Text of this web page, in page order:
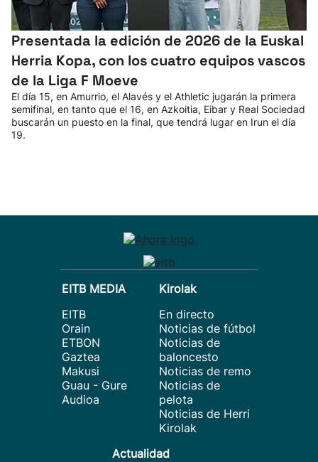
Presentada la edición de 2026 de la Euskal
Herria Kopa, con los cuatro equipos vascos
de la Liga F Moeve
El día 15, en Amurrio, el Alavés y el Athletic jugarán la primera
semifinal, en tanto que el 16, en Azkoitia, Eibar y Real Sociedad
buscarán un puesto en la final, que tendrá lugar en Irun el día
19.
EITB MEDIA
EITB
Orain
ETBON
Gaztea
Makusi
Guau - Gure
Audioa
Kirolak
En directo
Noticias de fútbol
Noticias de
baloncesto
Noticias de remo
Noticias de
pelota
Noticias de Herri
Kirolak
Actualidad